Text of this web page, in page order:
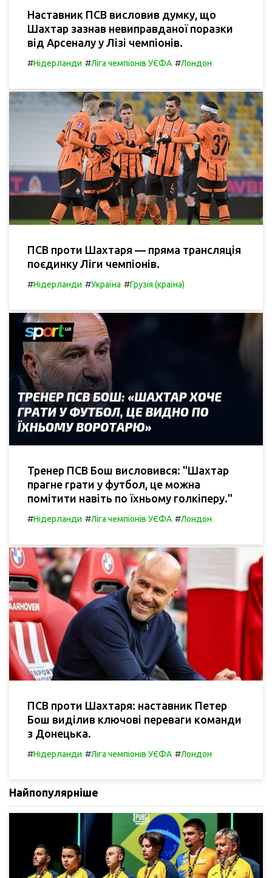
Наставник ПСВ висловив думку, що
Шахтар зазнав невиправданої поразки
від Арсеналу у Лізі чемпіонів.
#Нідерланди #Ліга чемпіонів УЄФА #Лондон
ПСВ проти Шахтаря — пряма трансляція
поєдинку Ліги чемпіонів.
#Нідерланди #Україна #Грузія (країна)
Тренер ПСВ Бош висловився: "Шахтар
прагне грати у футбол, це можна
помітити навіть по їхньому голкіперу."
#Нідерланди #Ліга чемпіонів УЄФА #Лондон
ПСВ проти Шахтаря: наставник Петер
Бош виділив ключові переваги команди
з Донецька.
#Нідерланди #Ліга чемпіонів УЄФА #Лондон
Найпопулярніше